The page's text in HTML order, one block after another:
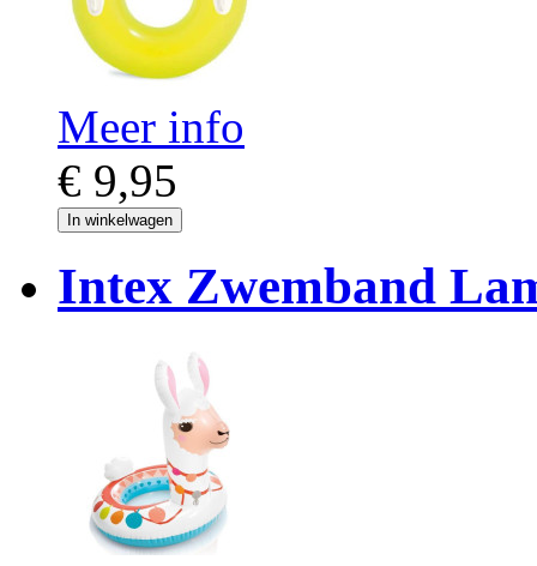
Meer info
€ 9,95
In winkelwagen
Intex Zwemband